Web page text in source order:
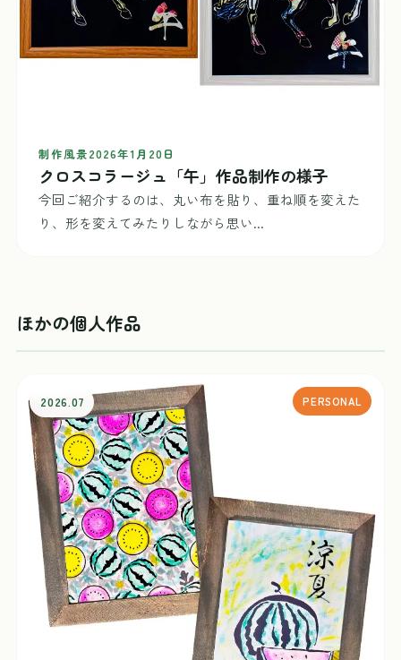
制作風景2026年1月20日
クロスコラージュ「午」作品制作の様子
今回ご紹介するのは、丸い布を貼り、重ね順を変えた
り、形を変えてみたりしながら思い...
ほかの個人作品
2026.07 PERSONAL